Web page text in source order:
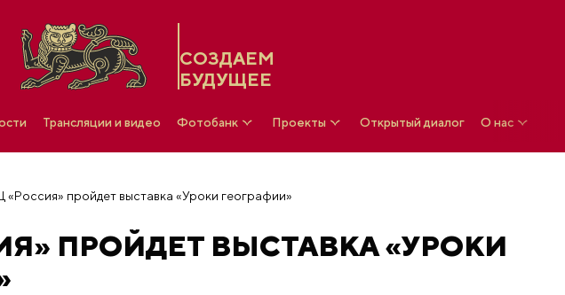
СОЗДАЕМ
БУДУЩЕЕ
Трансляции и видео Фотобанк Проекты Открытый диалог О нас
«Россия» пройдет выставка «Уроки географии»
ПРОЙДЕТ ВЫСТАВКА «УРОКИ